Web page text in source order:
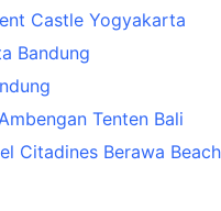
Castle Yogyakarta
Bandung
Tenten Bali
Citadines Berawa